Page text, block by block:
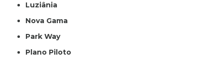
Luziânia
Nova Gama
Park Way
Plano Piloto